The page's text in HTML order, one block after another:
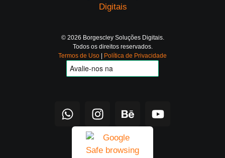
© 2026 Borgescley Soluções Digitais.
Todos os direitos reservados.
Termos de Uso
Política de Privacidade